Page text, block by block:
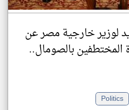
لوزير خارجية مصر عن
المختطفين بالصومال..
Politics